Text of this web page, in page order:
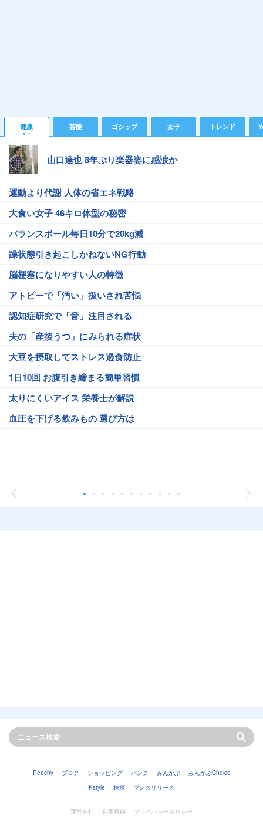
健康 芸能 ゴシップ 女子 トレンド
山口達也 8年ぶり楽器姿に感涙か
運動より代謝 人体の省エネ戦略
大食い女子 46キロ体型の秘密
バランスボール毎日10分で20kg減
躁状態引き起こしかねないNG行動
脳梗塞になりやすい人の特徴
アトピーで「汚い」扱いされ苦悩
認知症研究で「音」注目される
夫の「産後うつ」にみられる症状
大豆を摂取してストレス過食防止
1日10回 お腹引き締まる簡単習慣
太りにくいアイス 栄養士が解説
血圧を下げる飲みもの 選び方は
Peachy ブログ ショッピング バンク みんかぶ
みんかぶChoice
Kstyle
株探 プレスリリース
運営会社 利用規約 プライバシーポリシー